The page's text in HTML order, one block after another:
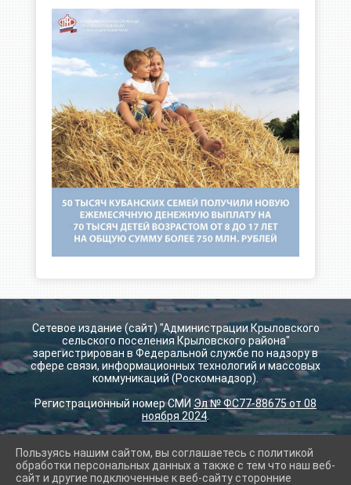
Сетевое издание (сайт) "Администрации Крыловского
сельского поселения Крыловского района"
зарегистрирован в Федеральной службе по надзору в
сфере связи, информационных технологий и массовых
коммуникаций (Роскомнадзор).
Регистрационный номер СМИ Эл № ФС77-88675 от 08
ноября 2024.
2026 г. krilovskay.ru
Вход
Пользуясь нашим сайтом, вы соглашаетесь с политикой
обработки персональных данных а также с тем что наш веб-
сайт и другие подключенные к веб-сайту сторонние